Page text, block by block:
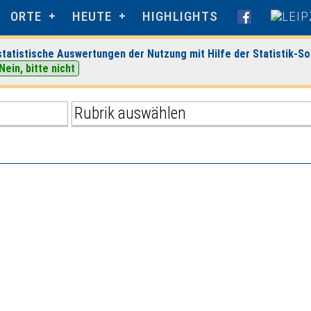
ORTE HEUTE HIGHLIGHTS
Auswertungen der Nutzung mit Hilfe der Statistik-
bitte nicht